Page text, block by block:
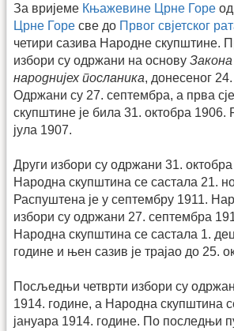
За вријеме Књажевине Црне Горе
Црне Горе све до Првог свјетског
четири сазива Народне скупштине.
избори су одржани на основу
народнијех посланика, донесеног 24.
Одржани су 27. септембра, а прва
скупштине је била 31. октобра 1906.
јула 1907.
Други избори су одржани 31.
Народна скупштина се састала 21.
Распуштена је у септембру 1911.
избори су одржани 27. септембра
Народна скупштина се састала 1.
године и њен сазив је трајао до 25.
Посљедњи четврти избори су
1914. године, а Народна скупштина
јануара 1914. године. По последњи